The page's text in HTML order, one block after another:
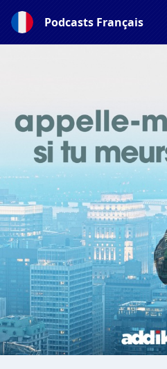
Podcasts Français